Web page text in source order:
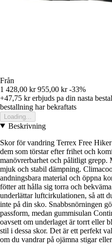
Från
1 428,00 kr 955,00 kr -33%
+47,75 krerbjuds pa din nasta
bestallning har bekraftats
Loading...
Beskrivning
Skor för vandring Terrex Free
dem som törstar efter frihet och
manövrerbarhet och pålitligt grepp.
mjuk och stabil dämpning.
andningsbara material och öppna
fötter att hålla sig torra och
underlättar luftcirkulationen, så att
inte på din sko. Snabbsnörningen
passform, medan gummisulan
oavsett om underlaget är torrt eller
stil i dessa skor. Det är ett perfekt
om du vandrar på ojämna stigar